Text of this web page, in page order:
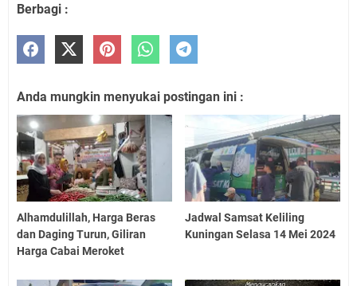
Berbagi :
Anda mungkin menyukai postingan ini :
Alhamdulillah, Harga Beras
dan Daging Turun, Giliran
Harga Cabai Meroket
Jadwal Samsat Keliling
Kuningan Selasa 14 Mei 2024